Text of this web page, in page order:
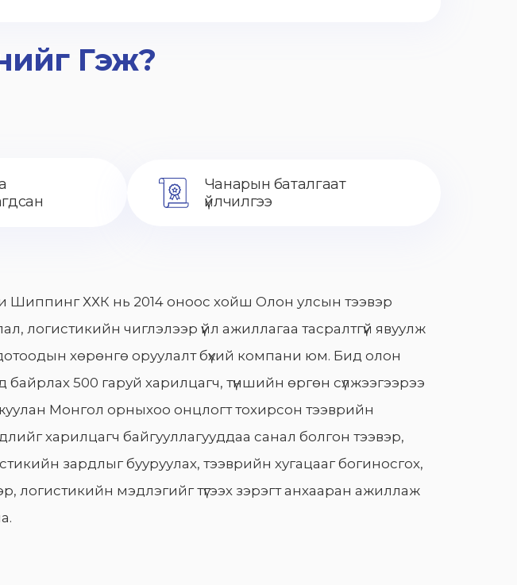
Гэж?
Чанарын баталгаат
үйлчилгээ
Шиппинг ХХК нь 2014 оноос хойш Олон улсын тээвэр
логистикийн чиглэлээр үйл ажиллагаа тасралтгүй явуулж
хөрөнгө оруулалт бүхий компани юм. Бид олон
байрлах 500 гаруй харилцагч, түншийн өргөн сүлжээгээрээ
Монгол орныхоо онцлогт тохирсон тээврийн
харилцагч байгууллагууддаа санал болгон тээвэр,
зардлыг бууруулах, тээврийн хугацааг богиносгох,
логистикийн мэдлэгийг түгээх зэрэгт анхааран ажиллаж